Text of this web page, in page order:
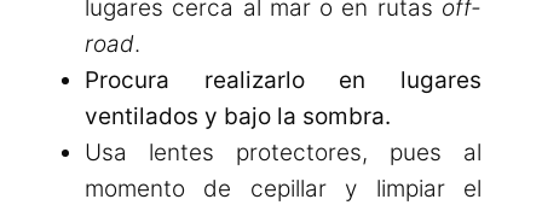
lugares cerca al mar o en rutas off-
road.
Procura realizarlo en lugares
ventilados y bajo la sombra.
Usa lentes protectores, pues al
momento de cepillar y limpiar el